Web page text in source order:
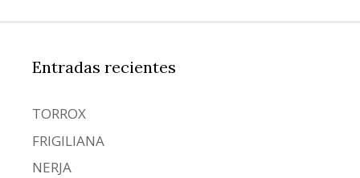
Entradas recientes
TORROX
FRIGILIANA
NERJA